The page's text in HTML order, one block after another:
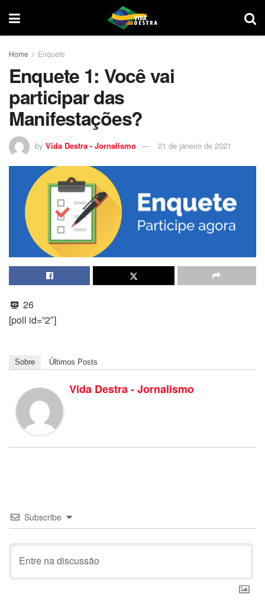
Home Enquete
Enquete 1: Você vai
participar das
Manifestações?
by Vida Destra - Jornalismo 21 de janeiro de 2021
26
[poll id=”2″]
Sobre Últimos Posts
Vida Destra - Jornalismo
Subscribe